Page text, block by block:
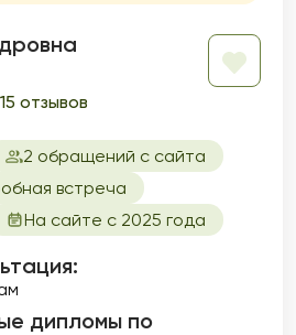
15 отзывов
2 обращений с сайта
встреча
На сайте с 2025 года
дипломы по